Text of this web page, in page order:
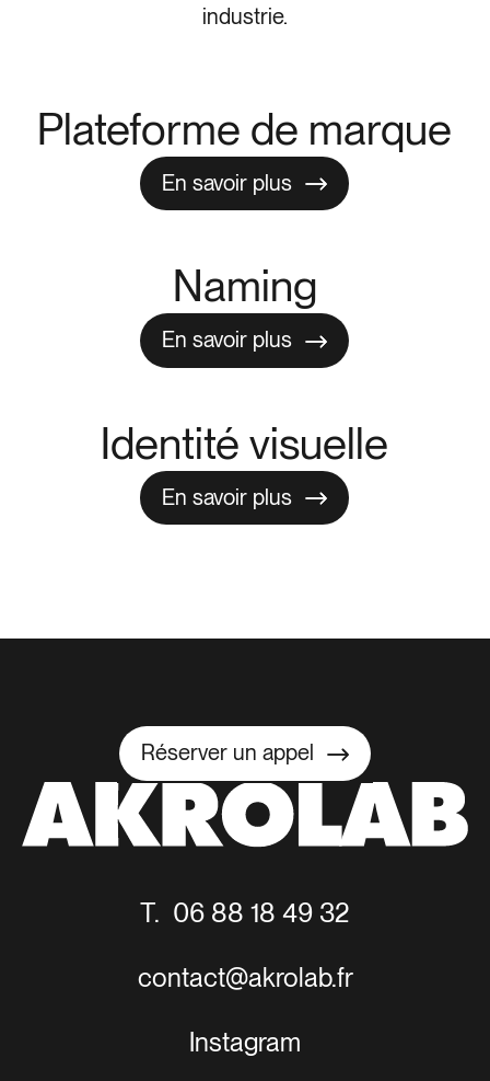
industrie.
Plateforme de marque
En savoir plus
En savoir plus
Naming
En savoir plus
En savoir plus
Identité visuelle
En savoir plus
En savoir plus
Réserver un appel
Réserver un appel
T. 06 88 18 49 32
Instagram
contact@akrolab.fr